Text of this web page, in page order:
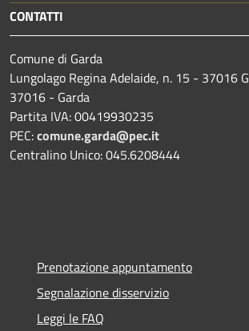
CONTATTI
Comune di Garda
Lungolago Regina Adelaide, n. 15 - 37016
37016 - Garda
Partita IVA: 00419930235
PEC:comune.garda@pec.it
Centralino Unico: 045.6208444
Prenotazione appuntamento
Segnalazione disservizio
Leggi le FAQ